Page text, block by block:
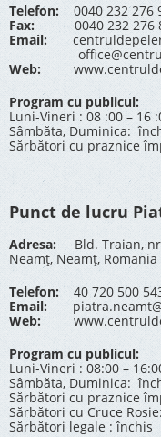
Telefon: 0040 232 276
Fax: 0040 232 276
Email:
Web:
Program cu publicul:
Luni-Vineri : 08 :00 – 16
Sâmbăta, Duminica:
Sărbători cu praznice
Punct de lucru
Adresa: Bld. Traian,
Neamț, Neamț, Romania
Telefon:40 720 500
Email:
Web:
Program cu publicul:
Luni-Vineri : 08:00 –
Sâmbăta, Duminica:
Sărbători cu praznice
Sărbători cu Cruce
Sărbători legale : închis